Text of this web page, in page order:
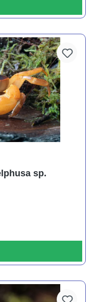
sp.